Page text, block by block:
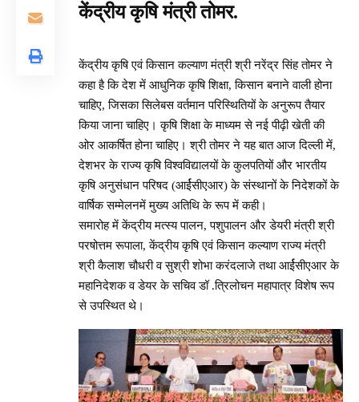
केंद्रीय कृषि मंत्री तोमर.
केंद्रीय कृषि एवं किसान कल्याण मंत्री श्री नरेंद्र सिंह तोमर ने
कहा है कि देश में आधुनिक कृषि शिक्षा, किसान बनाने वाली होना
चाहिए, जिसका सिलेबस वर्तमान परिस्थितियों के अनुरूप तैयार
किया जाना चाहिए। कृषि शिक्षा के माध्यम से नई पीढ़ी खेती की
ओर आकर्षित होना चाहिए। श्री तोमर ने यह बात आज दिल्ली में,
देशभर के राज्‍य कृषि विश्‍वविद्यालयों के कुलपतियों और भारतीय
कृषि अनुसंधान परिषद (आर्ईसीएआर) के संस्‍थानों के निदेशकों के
वार्षिक सम्‍मेलनमें मुख्य अतिथि के रूप में कही।
समारोह में केंद्रीय मत्स्य पालन, पशुपालन और डेयरी मंत्री श्री
परषोत्तम रूपाला, केंद्रीय कृषि एवं किसान कल्याण राज्य मंत्री
श्री कैलाश चौधरी व सुश्री शोभा करंदलाजे तथा आर्ईसीएआर के
महानिदेशक व डेयर के सचिव डॉ.त्रिलोचन महापात्रविशेष रूप
से उपस्थित थे।